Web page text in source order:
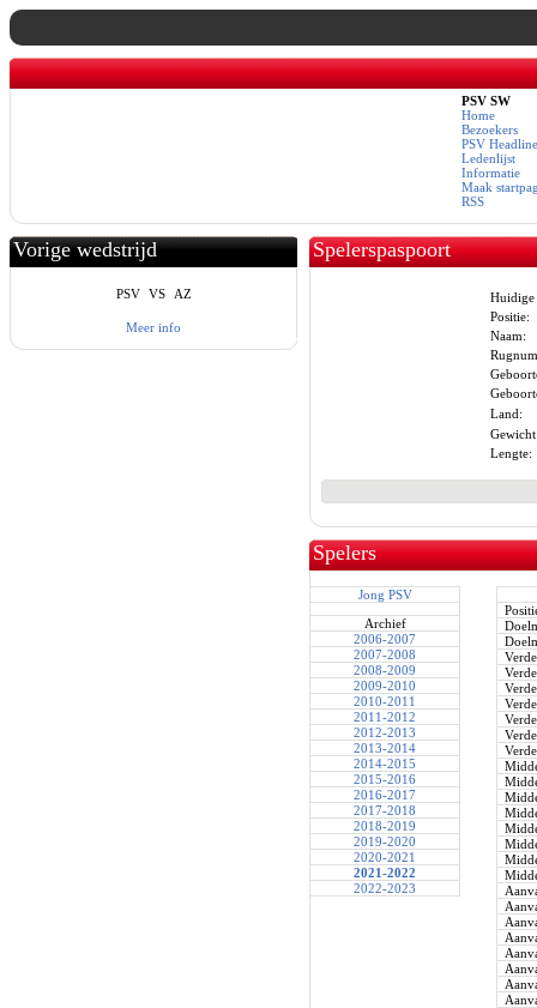
PSV SW
Home
Bezoekers
PSV
Ledenlijst
Informatie
Maak
RSS
Vorige wedstrijd
PSV VS AZ
Meer info
Spelerspaspoort
Positie:
Naam:
Land:
Lengte:
Spelers
Jong PSV
Archief
2006-2007
2007-2008
2008-2009
2009-2010
2010-2011
2011-2012
2012-2013
2013-2014
2014-2015
2015-2016
2016-2017
2017-2018
2018-2019
2019-2020
2020-2021
2021-2022
2022-2023